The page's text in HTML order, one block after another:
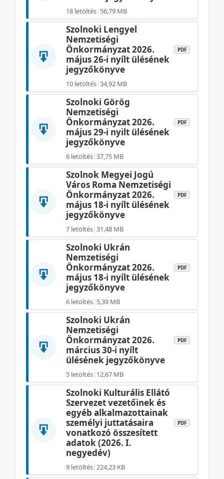
18 letöltés| 56,79 MB
Szolnoki Lengyel
Nemzetiségi
Önkormányzat 2026.
május 26-i nyílt ülésének
jegyzőkönyve
PDF
10 letöltés|34,92 MB
Szolnoki Görög
Nemzetiségi
Önkormányzat 2026.
május 29-i nyilt ülésének
jegyzőkönyve
PDF
6 letöltés|37,75 MB
Szolnok Megyei Jogú
Város Roma Nemzetiségi
Önkormányzat 2026.
május 18-i nyílt ülésének
jegyzőkönyve
PDF
7 letöltés|31,48 MB
Szolnoki Ukrán
Nemzetiségi
Önkormányzat 2026.
május 18-i nyílt ülésének
jegyzőkönyve
PDF
6 letöltés| 5,39 MB
Szolnoki Ukrán
Nemzetiségi
Önkormányzat 2026.
március 30-i nyílt
ülésének jegyzőkönyve
PDF
5 letöltés| 12,67 MB
Szolnoki Kulturális Ellátó
Szervezet vezetőinek és
egyéb alkalmazottainak
személyi juttatásaira
vonatkozó összesített
adatok (2026. I.
negyedév)
PDF
9 letöltés|224,23 KB